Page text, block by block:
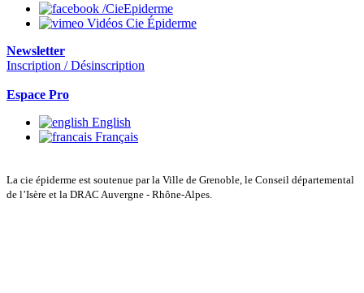
/CieEpiderme
Vidéos Cie Épiderme
Newsletter
Inscription / Désinscription
Espace Pro
English
Français
La cie épiderme est soutenue par la Ville de Grenoble, le Conseil départemental
de l’Isère et la DRAC Auvergne - Rhône-Alpes.